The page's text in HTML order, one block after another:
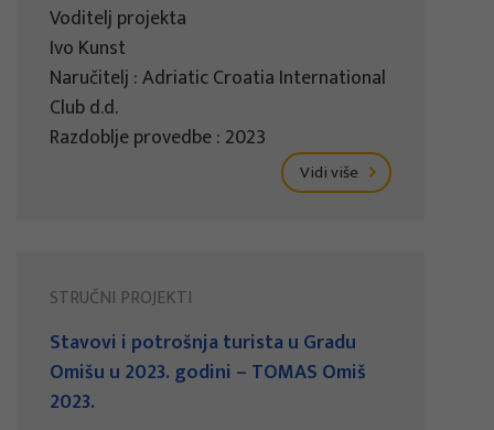
Voditelj projekta
Ivo Kunst
Naručitelj : Adriatic Croatia International
Club d.d.
Razdoblje provedbe : 2023
Vidi više
STRUČNI PROJEKTI
Stavovi i potrošnja turista u Gradu
Omišu u 2023. godini – TOMAS Omiš
2023.